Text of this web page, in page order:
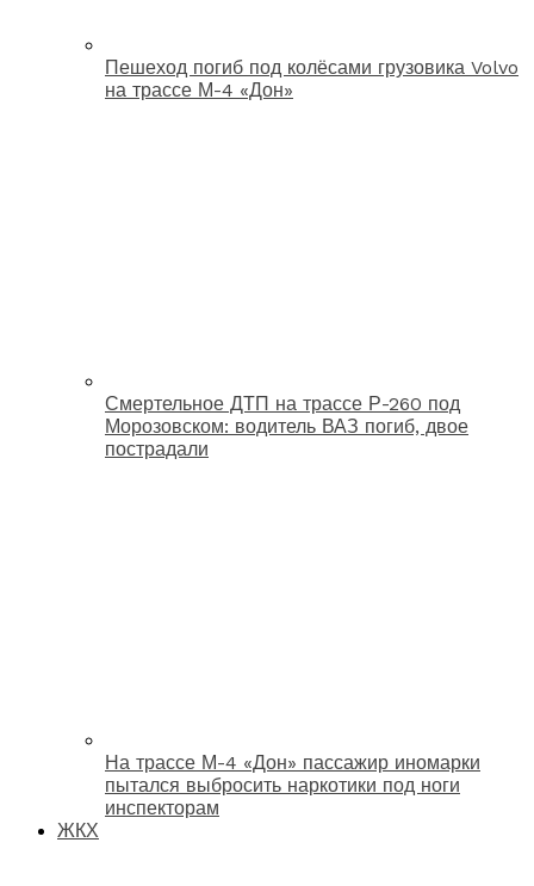
Пешеход погиб под колёсами грузовика Volvo
на трассе М-4 «Дон»
Смертельное ДТП на трассе Р-260 под
Морозовском: водитель ВАЗ погиб, двое
пострадали
На трассе М-4 «Дон» пассажир иномарки
пытался выбросить наркотики под ноги
инспекторам
ЖКХ